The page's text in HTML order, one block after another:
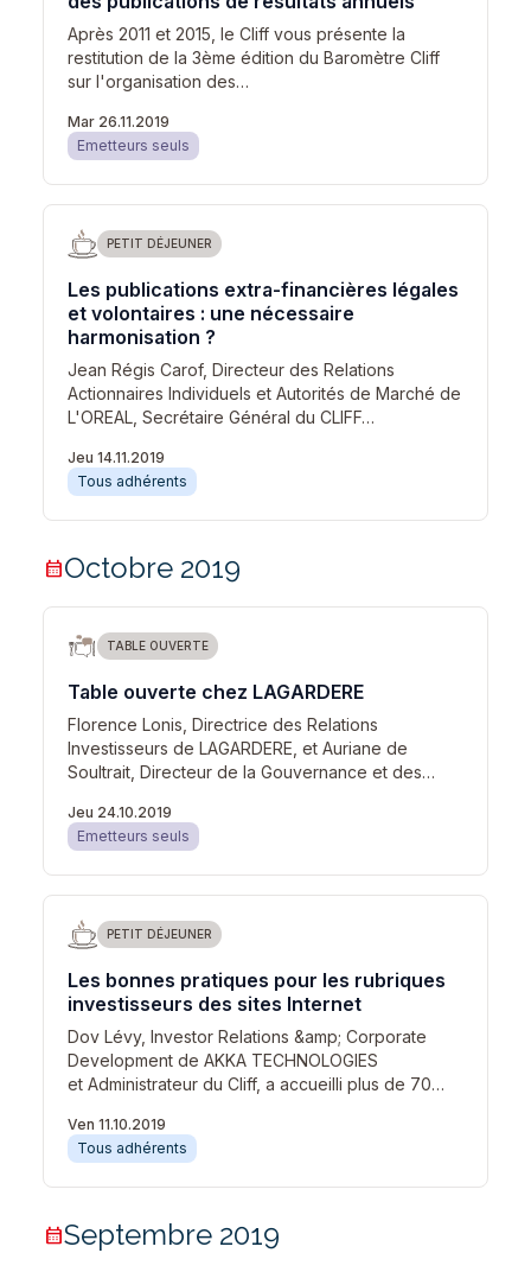
Après 2011 et 2015, le Cliff vous présente la
restitution de la 3ème édition du Baromètre Cliff
sur l'organisation des…
Mar 26.11.2019
Emetteurs seuls
PETIT DÉJEUNER
Les publications extra-financières légales
et volontaires : une nécessaire
harmonisation ?
Jean Régis Carof, Directeur des Relations
Actionnaires Individuels et Autorités de Marché de
L'OREAL, Secrétaire Général du CLIFF…
Jeu 14.11.2019
Tous adhérents
calendar_monthOctobre 2019
TABLE OUVERTE
Table ouverte chez LAGARDERE
Florence Lonis, Directrice des Relations
Investisseurs de LAGARDERE, et Auriane de
Soultrait, Directeur de la Gouvernance et des…
Jeu 24.10.2019
Emetteurs seuls
PETIT DÉJEUNER
Les bonnes pratiques pour les rubriques
investisseurs des sites Internet
Dov Lévy, Investor Relations &amp; Corporate
Development de AKKA TECHNOLOGIES
et Administrateur du Cliff, a accueilli plus de 70…
Ven 11.10.2019
Tous adhérents
calendar_monthSeptembre 2019